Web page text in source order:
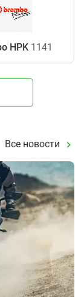
HPK 1141
Все новости